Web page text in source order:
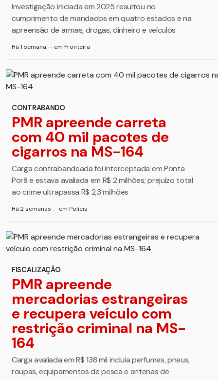
Investigação iniciada em 2025 resultou no
cumprimento de mandados em quatro estados e na
apreensão de armas, drogas, dinheiro e veículos
Há 1 semana — em Fronteira
CONTRABANDO
PMR apreende carreta
com 40 mil pacotes de
cigarros na MS-164
Carga contrabandeada foi interceptada em Ponta
Porã e estava avaliada em R$ 2 milhões; prejuízo total
ao crime ultrapassa R$ 2,3 milhões
Há 2 semanas — em Polícia
FISCALIZAÇÃO
PMR apreende
mercadorias estrangeiras
e recupera veículo com
restrição criminal na MS-
164
Carga avaliada em R$ 138 mil incluía perfumes, pneus,
roupas, equipamentos de pesca e antenas de